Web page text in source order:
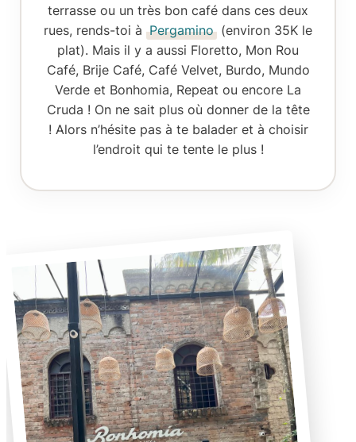
terrasse ou un très bon café dans ces deux
rues, rends-toi à Pergamino (environ 35K le
plat). Mais il y a aussi Floretto, Mon Rou
Café, Brije Café, Café Velvet, Burdo, Mundo
Verde et Bonhomia, Repeat ou encore La
Cruda ! On ne sait plus où donner de la tête
! Alors n’hésite pas à te balader et à choisir
l’endroit qui te tente le plus !